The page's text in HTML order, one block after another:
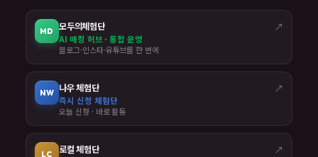
MD 모두의체험단 ↗
AI 매칭 허브 · 통합 운영
블로그·인스타·유튜브를 한 번에
NW 나우 체험단 ↗
즉시 신청 체험단
오늘 신청 · 바로 활동
LC 로컬 체험단 ↗